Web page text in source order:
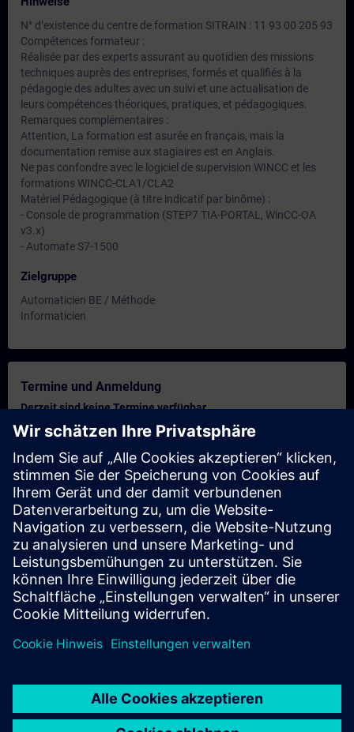
N° d’existence du centre de formation SITRAIN : 11 93 00 205 93
Compétences formateur :
Réalisée par des experts assurant au quotidien des missions
techniques auprès des entreprises, formés et qualifiés à la
pédagogie des adultes avec un suivi et une actualisation de
leurs compétences théoriques, pratiques, et pédagogiques.
Remarques complémentaires :
Attention, La formation est asurée en français, mais la
documentation remise aux stagiaires est en Anglais.
Ne pas confondre avec le logiciel de supervision WINCC et les
formations WINCC-CLA1/CLA2
Matériel Pédagogique (à titre indicatif par binôme) :
- Console de programmation (STEP7 TIA-PORTAL, WinCC-OA
v3.x)
- Automate S7-1500
Zielgruppe
Automaticien BE / Méthode
Informaticien
Termine und Anmeldung
Derzeit sind keine Termine verfügbar
Setzen Sie sich auf die Interessentenliste und erhalten Sie eine
Benachrichtigung sobald neue Termine verfügbar sind.
Benachrichtigungsservice aktivieren
Personalisiertes Angebot
Sie benötigen ein persönliches Angebot? Nach Angabe Ihrer
persönlichen Daten senden wir Ihnen umgehend ein
personalisiertes Angebot an Ihre Emailadresse.
Persönliches Angebot zusenden